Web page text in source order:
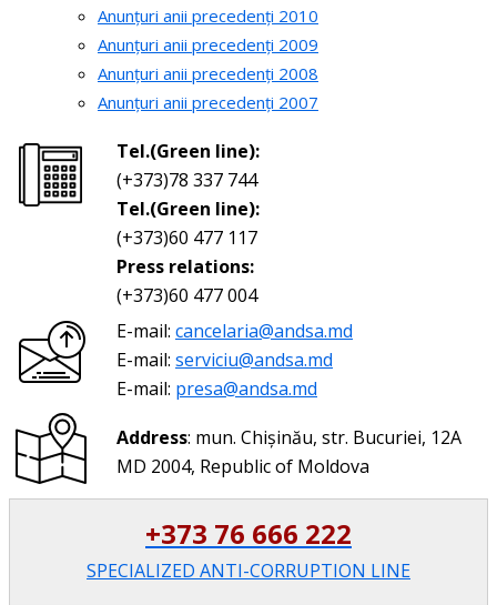
Anunțuri anii precedenți 2010
Anunțuri anii precedenți 2009
Anunțuri anii precedenți 2008
Anunțuri anii precedenți 2007
Tel.(Green line):
(+373)78 337 744
Tel.(Green line):
(+373)60 477 117
Press relations:
(+373)60 477 004
E-mail: cancelaria@andsa.md
E-mail: serviciu@andsa.md
E-mail: presa@andsa.md
Address: mun. Chișinău, str. Bucuriei, 12A
MD 2004, Republic of Moldova
+373 76 666 222
SPECIALIZED ANTI-CORRUPTION LINE